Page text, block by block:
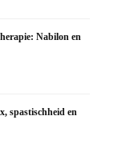
Nabilon en
spastischheid en